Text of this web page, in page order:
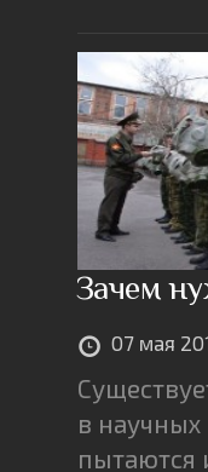
Зачем
07 мая
в научных
пытаются